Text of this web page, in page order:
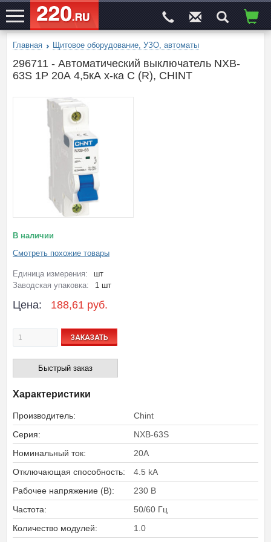
ЭЛЕКТРОСАЙТ№1
Главная Щитовое оборудование, УЗО, автоматы
296711 - Автоматический выключатель NXB-
63S 1P 20А 4,5кА х-ка C (R), CHINT
В наличии
Смотреть похожие товары
Единица измерения:
шт
Заводская упаковка:
1 шт
Цена: 188,61 руб.
ЗАКАЗАТЬ
Быстрый заказ
Характеристики
Производитель:
Chint
Серия:
NXB-63S
Номинальный ток:
20A
Отключающая способность:
4.5 kA
Рабочее напряжение (В):
230 В
Частота:
50/60 Гц
Количество модулей:
1.0